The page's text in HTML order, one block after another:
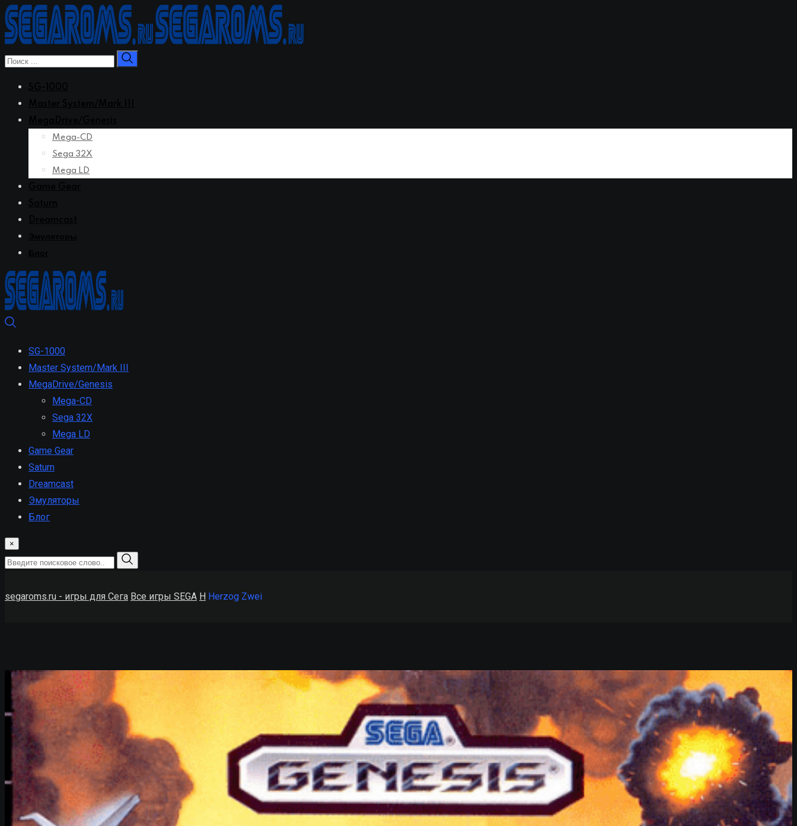
Перейти
к
контенту
Mega-CD
Sega 32X
Mega LD
SG-1000
Master System/Mark III
MegaDrive/Genesis
Mega-CD
Sega 32X
Mega LD
Game Gear
Saturn
Dreamcast
Эмуляторы
Блог
×
segaroms.ru - игры для Сега Все игры SEGA H Herzog Zwei